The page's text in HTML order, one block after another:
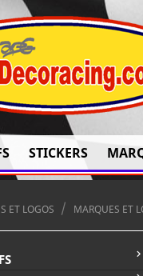
STICKERS
ET LOGOS MARQUES ET
